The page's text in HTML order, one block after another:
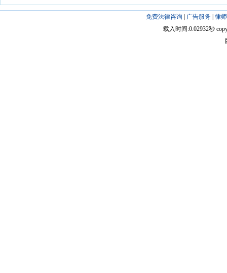
免费法律咨询 广告服务| 律
载入时间:0.02932秒